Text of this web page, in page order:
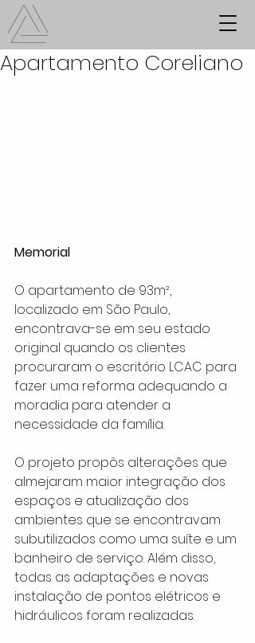
Apartamento Coreliano
Memorial
O apartamento de 93m²,
localizado em São Paulo,
encontrava-se em seu estado
original quando os clientes
procuraram o escritório LCAC para
fazer uma reforma adequando a
moradia para atender a
necessidade da família.
O projeto propôs alterações que
almejaram maior integração dos
espaços e atualização dos
ambientes que se encontravam
subutilizados como uma suíte e um
banheiro de serviço. Além disso,
todas as adaptações e novas
instalação de pontos elétricos e
hidráulicos foram realizadas.